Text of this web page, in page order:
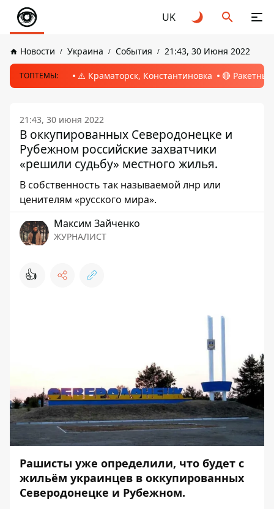
UK
Новости Украина События 21:43, 30 Июня 2022
ТОПТЕМЫ: ⚠️ Краматорск, Константиновка 🔴
21:43, 30 июня 2022
В оккупированных Северодонецке и
Рубежном российские захватчики
«решили судьбу» местного жилья.
В собственность так называемой лнр или
ценителям «русского мира».
Максим Зайченко
ЖУРНАЛИСТ
👍
Рашисты уже определили, что будет с
жильём украинцев в оккупированных
Северодонецке и Рубежном.